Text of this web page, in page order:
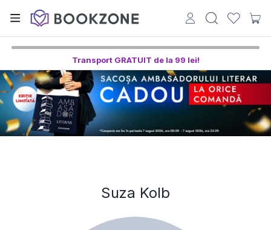
Transport GRATUIT de la 99 lei!
Suza Kolb